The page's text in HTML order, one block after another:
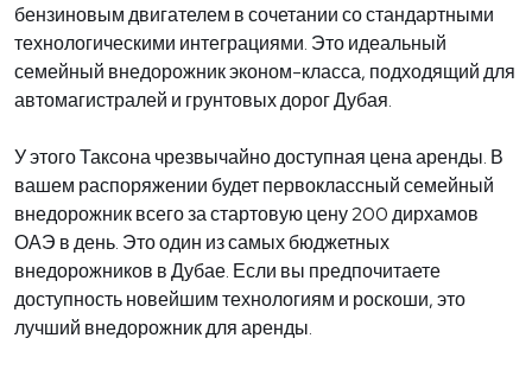
бензиновым двигателем в сочетании со стандартными
технологическими интеграциями. Это идеальный
семейный внедорожник эконом-класса, подходящий для
автомагистралей и грунтовых дорог Дубая.
У этого Таксона чрезвычайно доступная цена аренды. В
вашем распоряжении будет первоклассный семейный
внедорожник всего за стартовую цену 200 дирхамов
ОАЭ в день. Это один из самых бюджетных
внедорожников в Дубае. Если вы предпочитаете
доступность новейшим технологиям и роскоши, это
лучший внедорожник для аренды.